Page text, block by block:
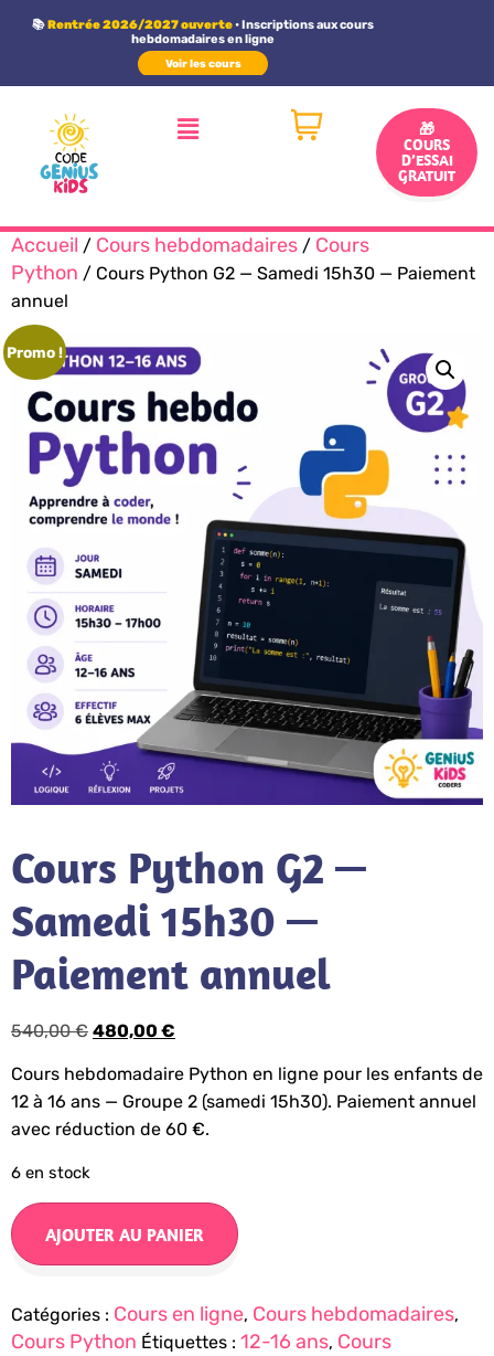
📚Rentrée 2026/2027 ouverte• Inscriptions aux cours
hebdomadaires en ligne
Voir les cours
🎁
COURS
D’ESSAI
GRATUIT
Accueil / Cours hebdomadaires / Cours
Python / Cours Python G2 — Samedi 15h30 — Paiement
annuel
Promo !
Cours Python G2 —
Samedi 15h30 —
Paiement annuel
540,00€ 480,00 €
Cours hebdomadaire Python en ligne pour les enfants de
12 à 16 ans — Groupe 2 (samedi 15h30). Paiement annuel
avec réduction de 60 €.
6 en stock
AJOUTER AU PANIER
Catégories : Cours en ligne, Cours hebdomadaires,
Cours Python Étiquettes : 12-16 ans, Cours
Panneau de gestion des cookies